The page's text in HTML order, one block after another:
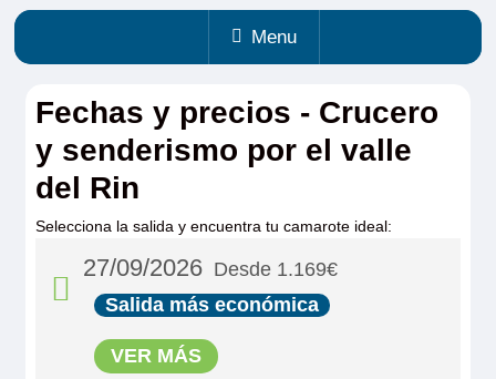
Menu
Fechas y precios - Crucero
y senderismo por el valle
del Rin
Selecciona la salida y encuentra tu camarote ideal:
27/09/2026 Desde 1.169€
Salida más económica
VER MÁS